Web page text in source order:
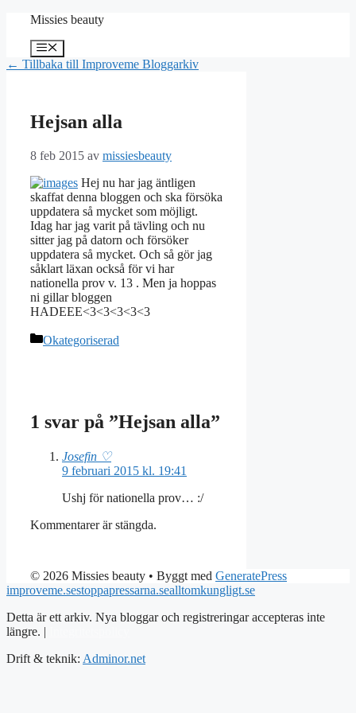
Hoppa
innehåll
Missies beauty
Meny
← Tillbaka till Improveme Bloggarkiv
Hejsan alla
8 feb 2015 av missiesbeauty
Hej nu har jag äntligen
skaffat denna bloggen och ska försöka
uppdatera så mycket som möjligt.
Idag har jag varit på tävling och nu
sitter jag på datorn och försöker
uppdatera så mycket. Och så gör jag
såklart läxan också för vi har
nationella prov v. 13 . Men ja hoppas
ni gillar bloggen
HADEEE<3<3<3<3<3
Kategorier
Okategoriserad
1 svar på ”Hejsan alla”
Josefin ♡
9 februari 2015 kl. 19:41
Ushj för nationella prov… :/
Kommentarer är stängda.
© 2026 Missies beauty • Byggt med GeneratePress
improveme.sestoppapressarna.sealltomkungligt.se
Detta är ett arkiv. Nya bloggar och registreringar accepteras inte
längre. |
Drift & teknik: Adminor.net